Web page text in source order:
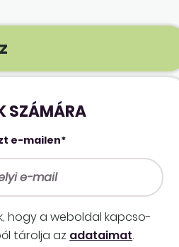
SZÁMÁRA
e-mailen*
hogy a weboldal kapcso­
tárolja az adataimat.